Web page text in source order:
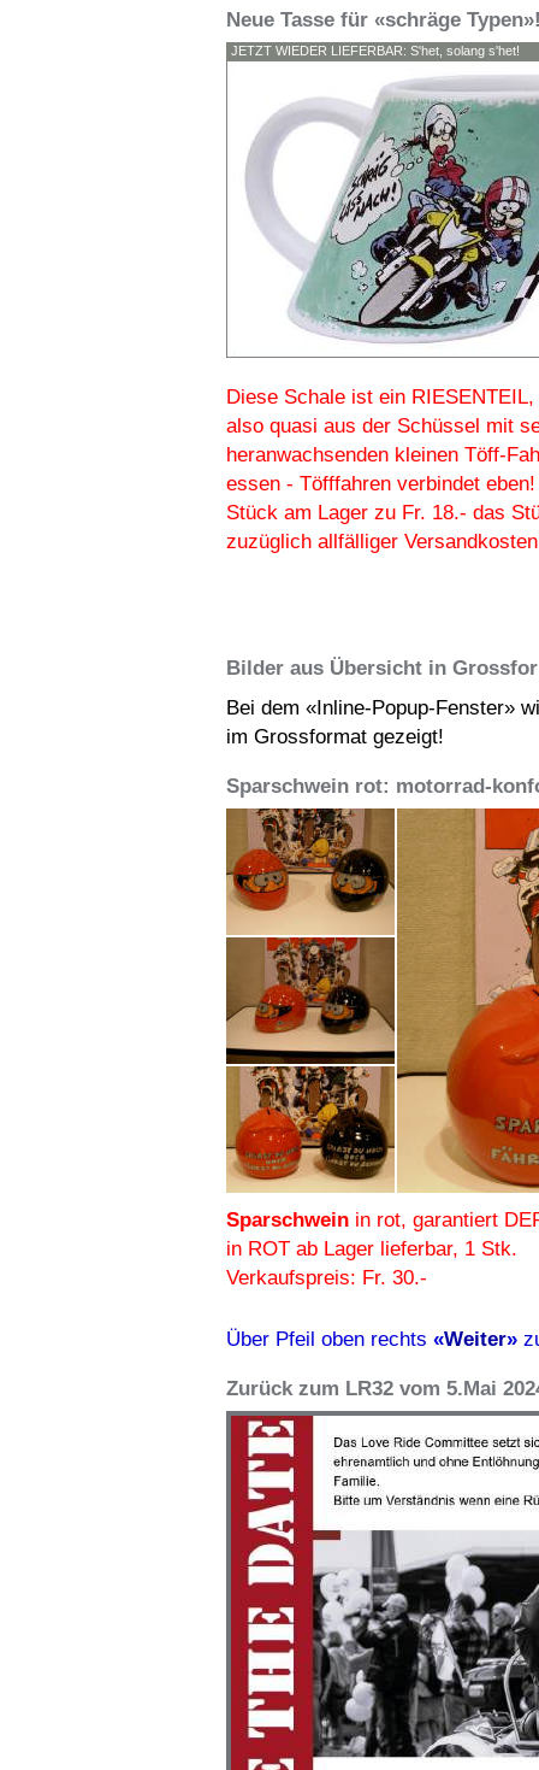
Neue Tasse für «schräge
JETZT WIEDER LIEFERBAR: S'het, solang s'het!
Diese Schale ist ein
also quasi aus der Schüssel mit
heranwachsenden kleinen Töff-
essen - Töfffahren verbindet
Stück am Lager zu Fr. 18.- das
zuzüglich allfälliger Versandkosten
Bilder aus Übersicht in
Bei dem «Inline-Popup-Fenster»
im Grossformat gezeigt!
Sparschwein rot: motorrad-
Sparschwein in rot, garantiert
in ROT ab Lager lieferbar, 1 Stk.
Verkaufspreis: Fr. 30.-
Über Pfeil oben rechts «Weiter»
Zurück zum LR32 vom 5.Mai